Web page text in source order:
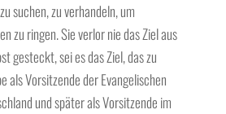
suchen, zu verhandeln, um
zu ringen. Sie verlor nie das Ziel aus
gesteckt, sei es das Ziel, das zu
als Vorsitzende der Evangelischen
und später als Vorsitzende im